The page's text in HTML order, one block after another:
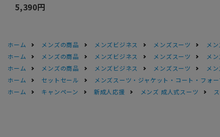
5,390円
ホーム メンズの商品 メンズビジネス メンズスーツ
メ
ホーム
メンズの商品 メンズビジネス メンズスーツ
メ
ホーム
メンズの商品 メンズビジネス メンズスーツ
メ
ホーム
セットセール
メンズスーツ・ジャケット・コート・フォ
ホーム
キャンペーン 新成人応援 メンズ 成人式スーツ